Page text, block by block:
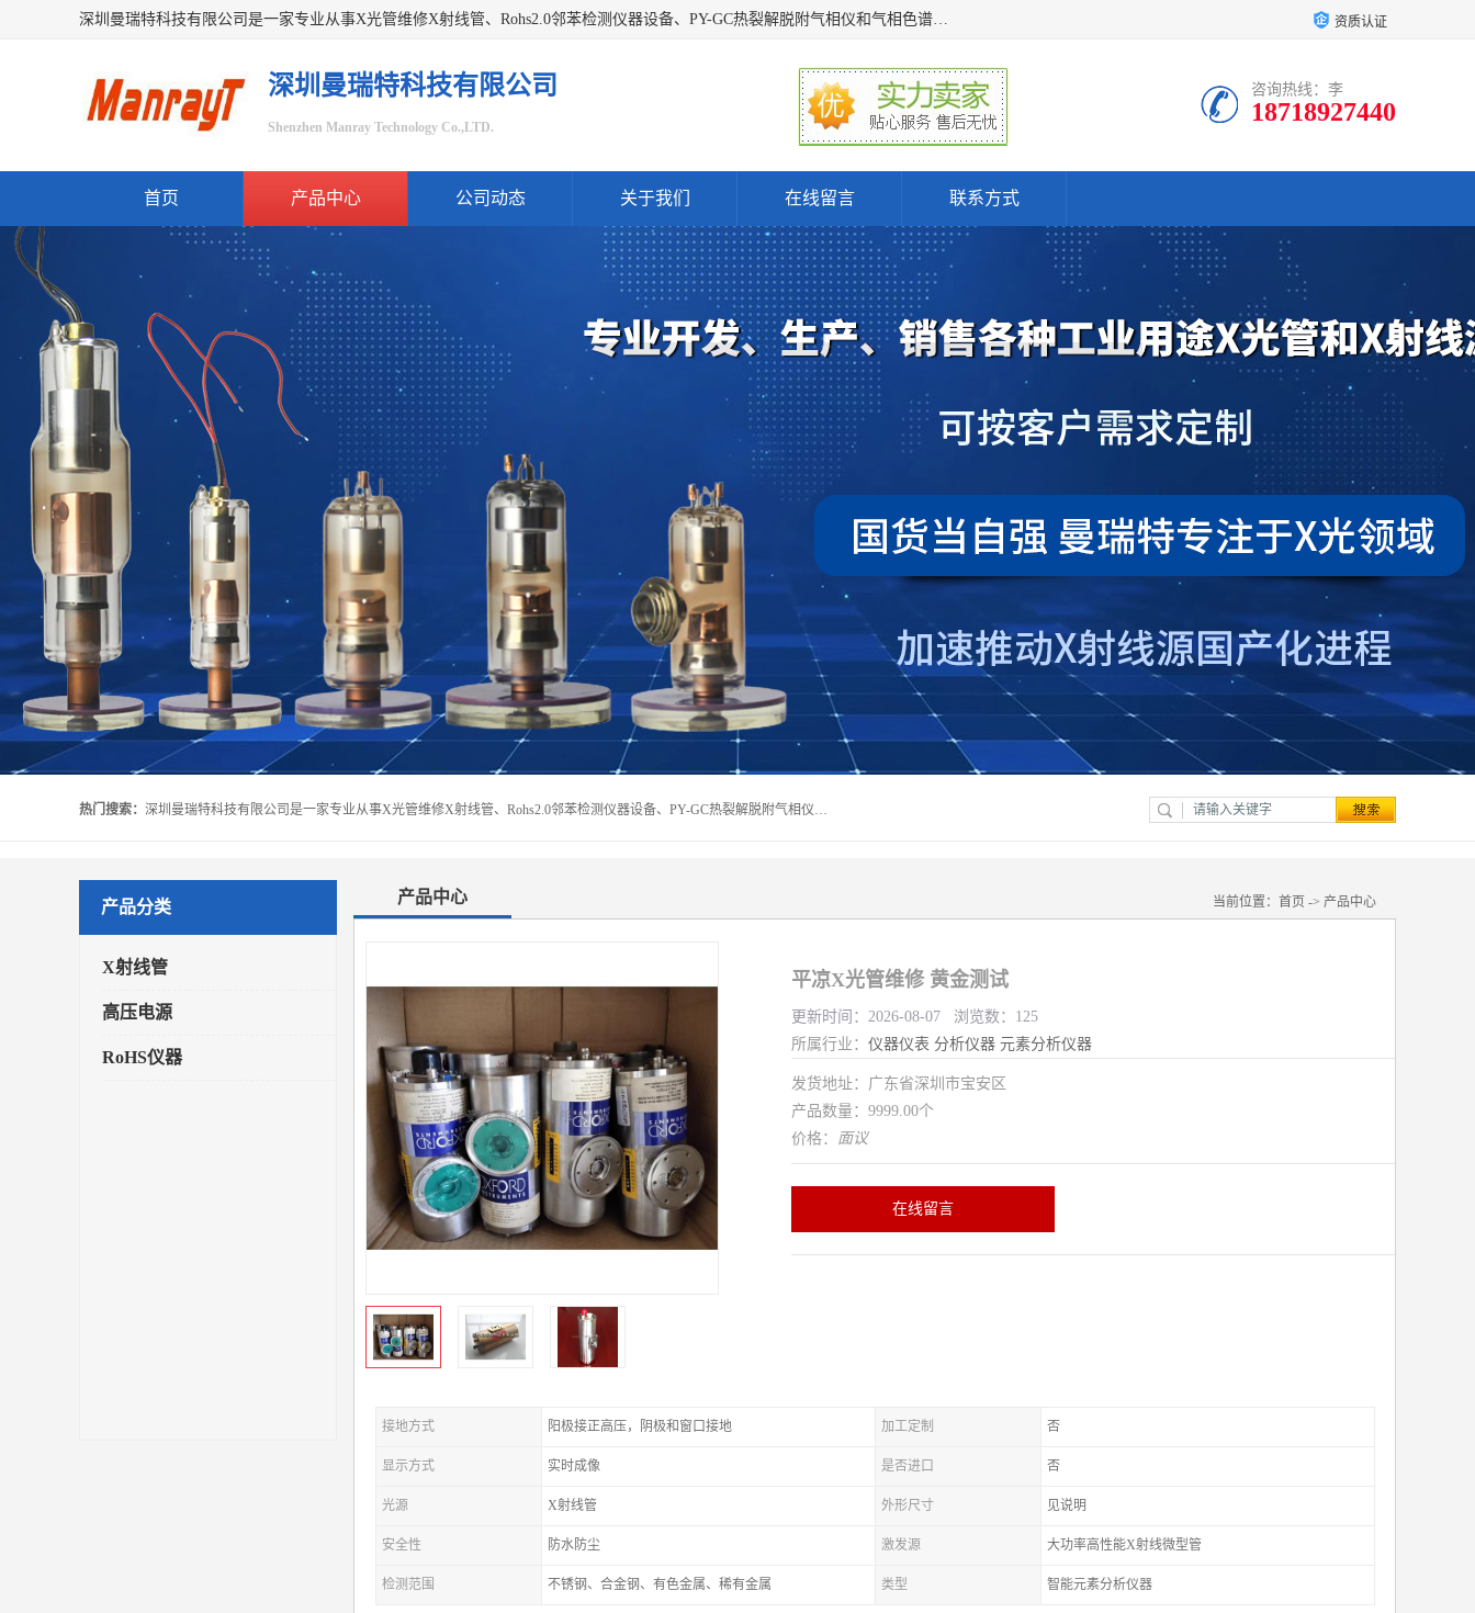
深圳曼瑞特科技有限公司是一家专业从事X光管维修X射线管、Rohs2.0邻苯检测仪器设备、PY-GC热裂解脱附气相仪和气相色谱光谱仪器、天瑞仪器探测器、高压电源等产品的维修出租的企业。本公司以客户至上为宗旨，以专注、专一、专业的精神为您提供安全、经济的技术服务。 资质认证
深圳曼瑞特科技有限公司
Shenzhen Manray Technology Co.,LTD.
咨询热线：李
18718927440
首页 产品中心 公司动态 关于我们 在线留言 联系方式
热门搜索： 深圳曼瑞特科技有限公司是一家专业从事X光管维修X射线管、Rohs2.0邻苯检测仪器设备、PY-GC热裂解脱附气相仪和气相色谱光谱仪器、天瑞仪器探测器、高压电源等产品的维修出租的企业。本公司以客户至上为宗旨，以专注、专一、专业的精神为您提供安全、经济的技术服务。
产品分类
X射线管
高压电源
RoHS仪器
产品中心 当前位置： 首页 -> 产品中心
平凉X光管维修 黄金测试
更新时间：2026-08-07 浏览数：125
所属行业： 仪器仪表 分析仪器 元素分析仪器
发货地址：广东省深圳市宝安区
产品数量：9999.00个
价格： 面议
在线留言
接地方式 阳极接正高压，阴极和窗口接地 加工定制 否
显示方式 实时成像 是否进口 否
光源 X射线管 外形尺寸 见说明
安全性 防水防尘 激发源 大功率高性能X射线微型管
检测范围 不锈钢、合金钢、有色金属、稀有金属 类型 智能元素分析仪器